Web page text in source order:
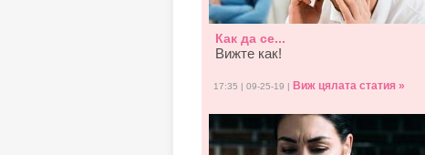
Как да се...
Вижте как!
17:35 | 09-25-19 | Виж цялата статия »